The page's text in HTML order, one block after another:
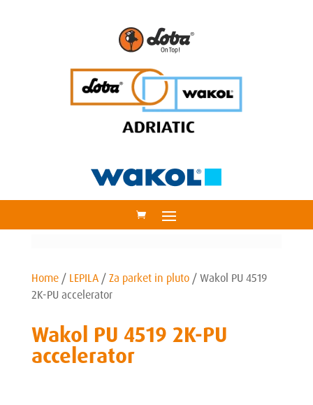
Home/ LEPILA/ Za parket in pluto/ Wakol PU 4519
2K-PU accelerator
Wakol PU 4519 2K-PU
accelerator